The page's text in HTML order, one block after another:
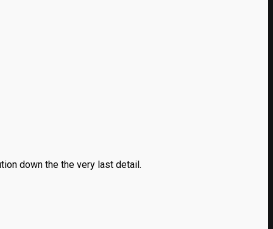
down the the very last detail.